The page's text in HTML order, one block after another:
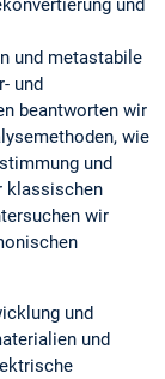
und
und metastabile
und
beantworten wir
wie
und
klassischen
wir
und
und